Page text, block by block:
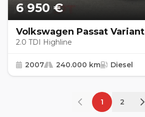
6 950 €
Volkswagen Passat Variant
2.0 TDI Highline
2007 240.000 km Diesel
1 2